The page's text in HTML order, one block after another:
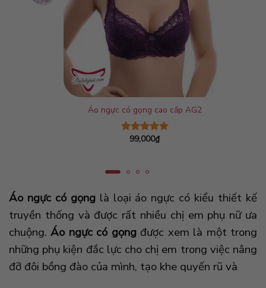
Áo ngực có gọng cao cấp AG2
Được xếp
99,000₫
Áo ngực có gọng là loại áo ngực có kiểu thiết kế
truyền thống và được rất nhiều chị em phụ nữ ưa
chuộng.Áo ngực có gọngđược xem là một trong
những phụ kiện đắc lực cho chị em trong việc nâng
đỡ đôi bồng đào của mình, tạo khe quyến rũ và